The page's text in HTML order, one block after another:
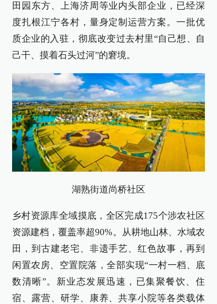
田园东方、上海济周等业内头部企业，已经深
度扎根江宁各村，量身定制运营方案。一批优
质企业的入驻，彻底改变过去村里“自己想、自
己干、摸着石头过河”的窘境。
湖熟街道尚桥社区
乡村资源库全域摸底，全区完成175个涉农社区
资源建档，覆盖率超90%。从耕地山林、水域农
田，到古建老宅、非遗手艺、红色故事，再到
闲置农房、空置院落，全部实现“一村一档、底
数清晰”。新业态发展迅速，已集聚餐饮、住
宿、露营、研学、康养、共享小院等各类载体